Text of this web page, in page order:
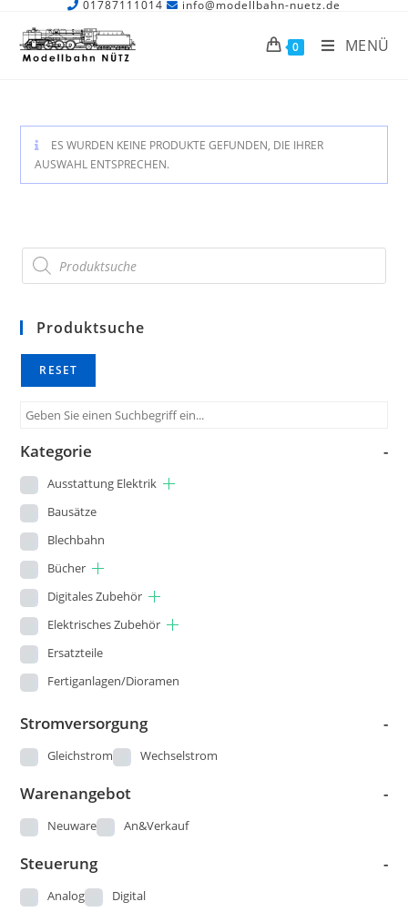
01787111014 info@modellbahn-nuetz.de
0 MENÜ
ES WURDEN KEINE PRODUKTE GEFUNDEN, DIE IHRER
AUSWAHL ENTSPRECHEN.
Produktsuche
RESET
Kategorie -
Ausstattung Elektrik
Bausätze
Blechbahn
Bücher
Digitales Zubehör
Elektrisches Zubehör
Ersatzteile
Fertiganlagen/Dioramen
Kataloge und Pläne
Landschaftsbau
Loks
Modellbau - Sonstige
Märklin 00
Stromversorgung -
Gleichstrom Wechselstrom
Warenangebot -
Neuware An&Verkauf
Steuerung -
Analog Digital